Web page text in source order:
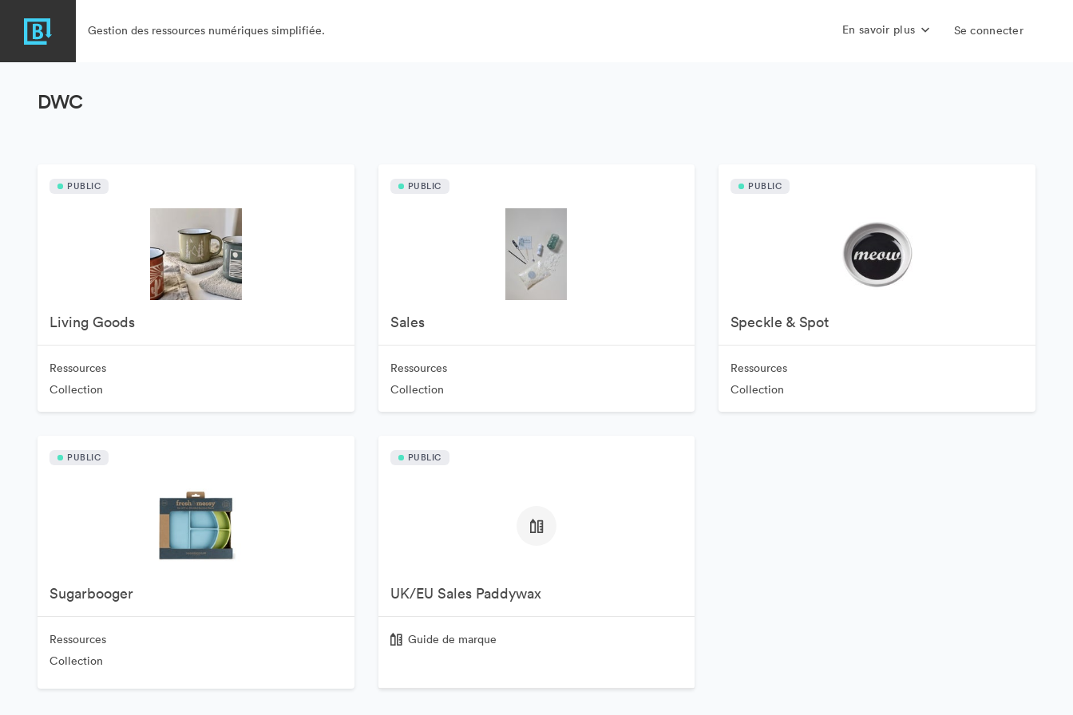
Gestion des ressources numériques simplifiée. En savoir plus Se connecter
DWC
PUBLIC
Living Goods
Ressources
Collection
PUBLIC
Sales
Ressources
Collection
PUBLIC
Speckle & Spot
Ressources
Collection
PUBLIC
Sugarbooger
Ressources
Collection
PUBLIC
UK/EU Sales Paddywax
Guide de marque